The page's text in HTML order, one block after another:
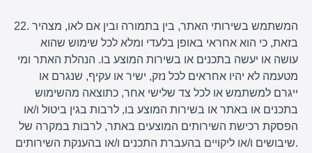
22. המשתמש בשירותי האתר, בין בתמורה ובין אם לאו, מצהיר
בזאת, כי הוא אחראי באופן בלעדי ומלא לכל שימוש שהוא
עושה או יעשה בתכנים או בשירות המוצע בו. הנהלת האתר ומי
מטעמה לא יהיו אחראים לכל נזק, ישיר או עקיף, שנגרם או
ייגרם למשתמש או לכל צד שלישי אחר, כתוצאה מהשימוש
בתכנים או באתר או בשירות המוצע בו, לרבות בגין ביטול ו/או
הפסקת רכישת השירותים המוצעים באתר, לרבות במקרה של
שיבושים ו/או ליקויים בהעברת התכנים ו/או בהענקת השירותים.